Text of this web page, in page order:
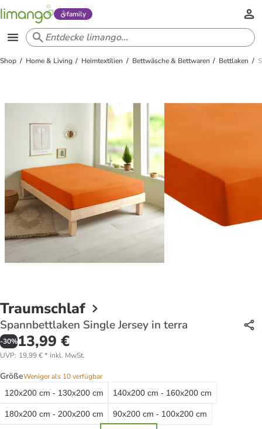
family
Shop Home & Living Heimtextilien Bettwäsche & Bettwaren Bettlaken
Traumschlaf
Spannbettlaken Single Jersey in terra
-30%13,99 €
UVP: 19,99 €* inkl. MwSt.
GrößeWeniger als 10 verfügbar
120x200 cm - 130x200 cm
140x200 cm - 160x200 cm
180x200 cm - 200x200 cm 90x200 cm - 100x200 cm